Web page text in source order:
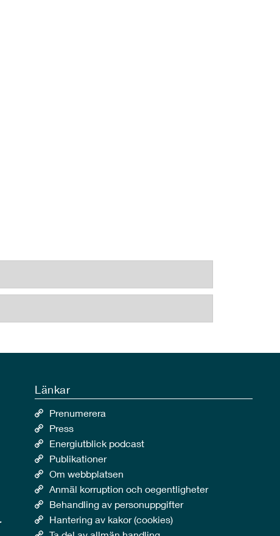
Länkar
Prenumerera
Press
Energiutblick podcast
Publikationer
Om webbplatsen
Anmäl korruption och oegentligheter
Behandling av personuppgifter
Hantering av kakor (cookies)